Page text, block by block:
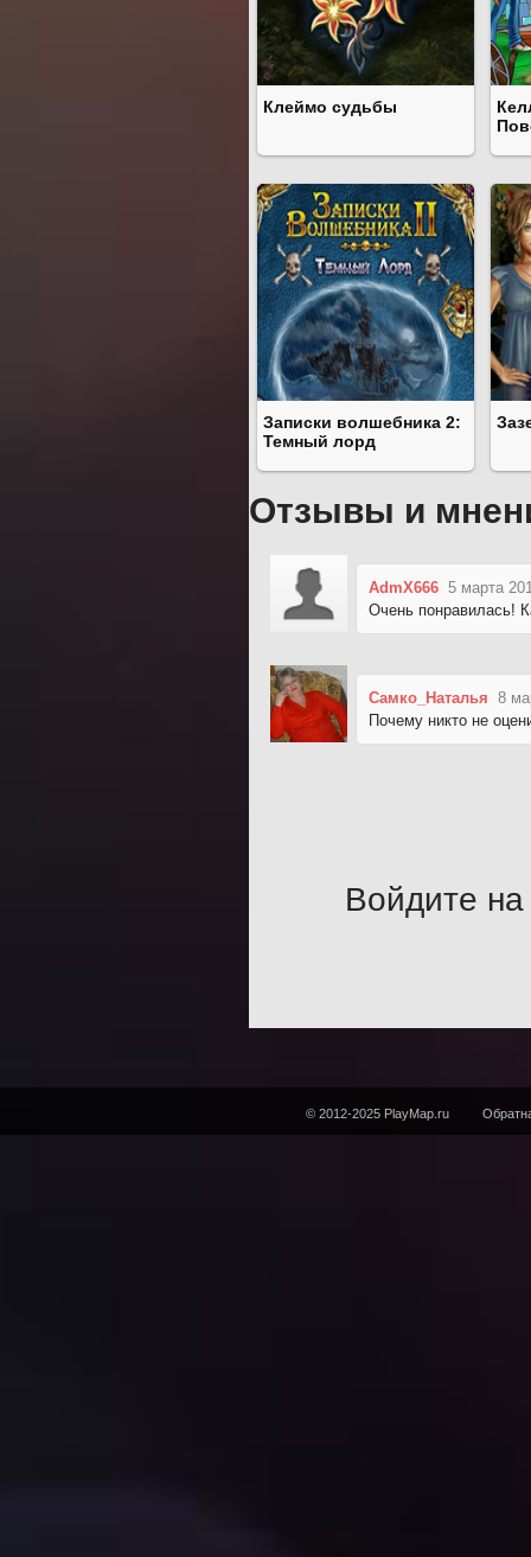
Клеймо судьбы
Записки волшебника 2:
Темный лорд
Отзывы и
AdmX666 5 марта
Очень понравилась!
Самко_Наталья 8
Почему никто не
Войдите на
© 2012-2025 PlayMap.ru